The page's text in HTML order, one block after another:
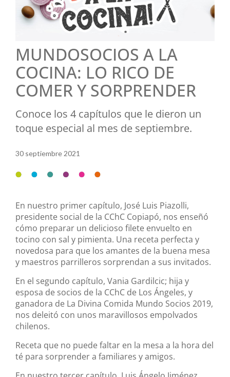
MUNDOSOCIOS A LA
COCINA: LO RICO DE
COMER Y SORPRENDER
Conoce los 4 capítulos que le dieron un
toque especial al mes de septiembre.
30 septiembre 2021
En nuestro primer capítulo, José Luis Piazolli,
presidente social de la CChC Copiapó, nos enseñó
cómo preparar un delicioso filete envuelto en
tocino con sal y pimienta. Una receta perfecta y
novedosa para que los amantes de la buena mesa
y maestros parrilleros sorprendan a sus invitados.
En el segundo capítulo, Vania Gardilcic; hija y
esposa de socios de la CChC de Los Ángeles, y
ganadora de La Divina Comida Mundo Socios 2019,
nos deleitó con unos maravillosos empolvados
chilenos.
Receta que no puede faltar en la mesa a la hora del
té para sorprender a familiares y amigos.